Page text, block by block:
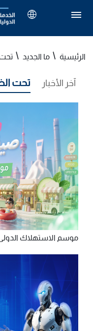
الرئيسية ما الجديد
آخر الأخبار تحت
موسم الاستهلاك الدولي